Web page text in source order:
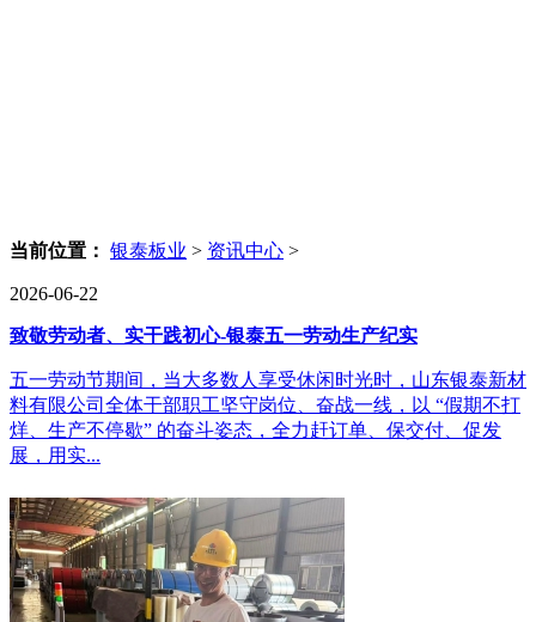
当前位置： 银泰板业 > 资讯中心 >
2026-06-22
致敬劳动者、实干践初心-银泰五一劳动生产纪实
五一劳动节期间，当大多数人享受休闲时光时，山东银泰新材
料有限公司全体干部职工坚守岗位、奋战一线，以 “假期不打
烊、生产不停歇” 的奋斗姿态，全力赶订单、保交付、促发
展，用实...